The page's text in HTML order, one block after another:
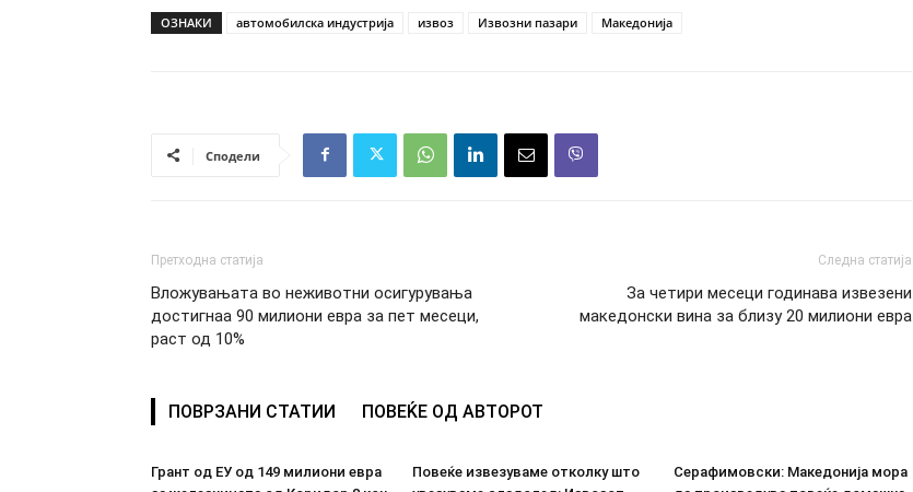
ОЗНАКИ автомобилска индустрија извоз Извозни пазари Македонија
Сподели
Претходна статија
Вложувањата во неживотни осигурувања
достигнаа 90 милиони евра за пет месеци,
раст од 10%
Следна статија
За четири месеци годинава извезени
македонски вина за близу 20 милиони евра
ПОВРЗАНИ СТАТИИ ПОВЕЌЕ ОД АВТОРОТ
Грант од ЕУ од 149 милиони евра
Повеќе извезуваме отколку што
Серафимовски: Македонија мора